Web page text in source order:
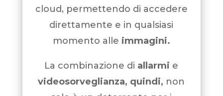
cloud, permettendo di accedere
direttamente e in qualsiasi
momento alle immagini.
La combinazione di allarmi e
videosorveglianza, quindi, non